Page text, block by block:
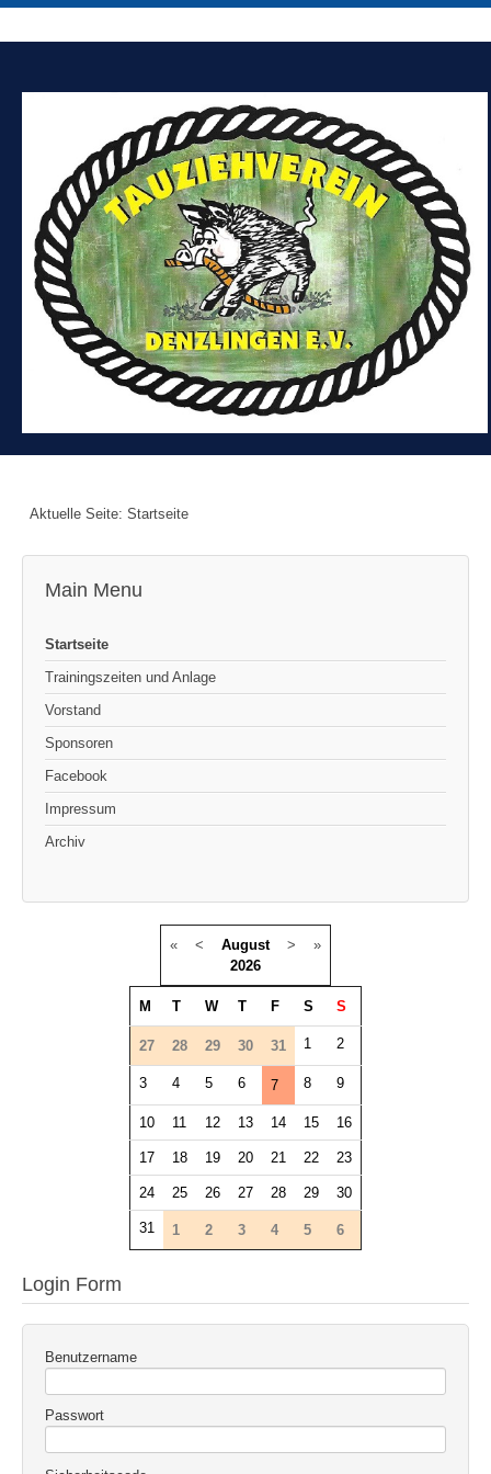
Aktuelle Seite: Startseite
Main Menu
Startseite
Trainingszeiten und Anlage
Vorstand
Sponsoren
Facebook
Impressum
Archiv
« <
August
2026
> »
M T W T F S S
27 28 29 30 31 1 2
3 4 5 6 7 8 9
10 11 12 13 14 15 16
17 18 19 20 21 22 23
24 25 26 27 28 29 30
31 1 2 3 4 5 6
Login Form
Benutzername
Passwort